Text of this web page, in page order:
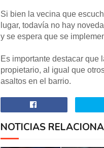
Si bien la vecina que
lugar, todavía no hay
y se espera que se
Es importante destacar que
propietario, al igual que
asaltos en el barrio.
NOTICIAS